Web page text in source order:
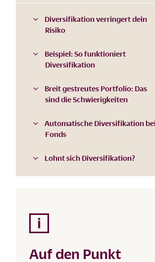
Diversifikation verringert dein
Risiko
Beispiel: So funktioniert
Diversifikation
Breit gestreutes Portfolio: Das
sind die Schwierigkeiten
Automatische Diversifikation bei
Fonds
Lohnt sich Diversifikation?
Auf den Punkt